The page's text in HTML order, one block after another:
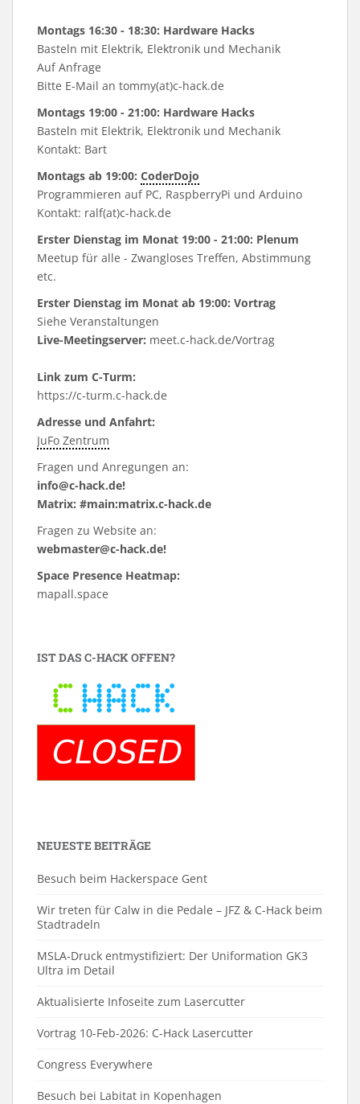
Montags 16:30 - 18:30: Hardware Hacks
Basteln mit Elektrik, Elektronik und Mechanik
Auf Anfrage
Bitte E-Mail an tommy(at)c-hack.de
Montags 19:00 - 21:00: Hardware Hacks
Basteln mit Elektrik, Elektronik und Mechanik
Kontakt: Bart
Montags ab 19:00: CoderDojo
Programmieren auf PC, RaspberryPi und Arduino
Kontakt: ralf(at)c-hack.de
Erster Dienstag im Monat 19:00 - 21:00: Plenum
Meetup für alle - Zwangloses Treffen, Abstimmung
etc.
Erster Dienstag im Monat ab 19:00: Vortrag
Siehe Veranstaltungen
Live-Meetingserver: meet.c-hack.de/Vortrag
Link zum C-Turm:
https://c-turm.c-hack.de
Adresse und Anfahrt:
JuFo Zentrum
Fragen und Anregungen an:
info@c-hack.de!
Matrix: #main:matrix.c-hack.de
Fragen zu Website an:
webmaster@c-hack.de!
Space Presence Heatmap:
mapall.space
IST DAS C-HACK OFFEN?
NEUESTE BEITRÄGE
Besuch beim Hackerspace Gent
Wir treten für Calw in die Pedale – JFZ & C-Hack beim
Stadtradeln
MSLA-Druck entmystifiziert: Der Uniformation GK3
Ultra im Detail
Aktualisierte Infoseite zum Lasercutter
Vortrag 10-Feb-2026: C-Hack Lasercutter
Congress Everywhere
Besuch bei Labitat in Kopenhagen